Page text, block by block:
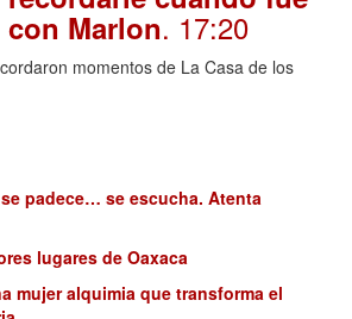
con Marlon. 17:20
momentos de La Casa de los
padece… se escucha. Atenta
lugares de Oaxaca
mujer alquimia que transforma el